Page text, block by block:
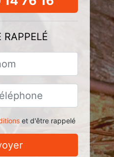
RAPPELÉ
et d'être rappelé